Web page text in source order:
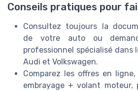
Conseils pratiques pour
Consultez toujours la
de votre auto ou
professionnel spécialisé dans
Audi et Volkswagen.
Comparez les offres en
embrayage + volant moteur,